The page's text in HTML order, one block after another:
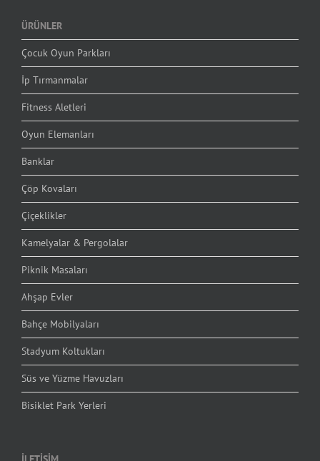
ÜRÜNLER
Çocuk Oyun Parkları
İp Tırmanmalar
Fitness Aletleri
Oyun Elemanları
Banklar
Çöp Kovaları
Çiçeklikler
Kamelyalar & Pergolalar
Piknik Masaları
Ahşap Evler
Bahçe Mobilyaları
Stadyum Koltukları
Süs ve Yüzme Havuzları
Bisiklet Park Yerleri